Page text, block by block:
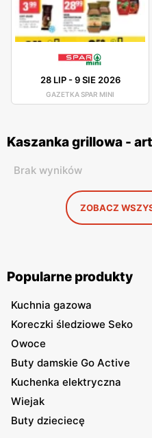
28 LIP-9 SIE 2026
GAZETKA SPAR MINI
Kaszanka grillowa -
Brak wyników
ZOBACZ
Popularne produkty
Kuchnia gazowa
Koreczki śledziowe Seko
Owoce
Buty damskie Go Active
Kuchenka elektryczna
Wiejak
Buty dzieciecę